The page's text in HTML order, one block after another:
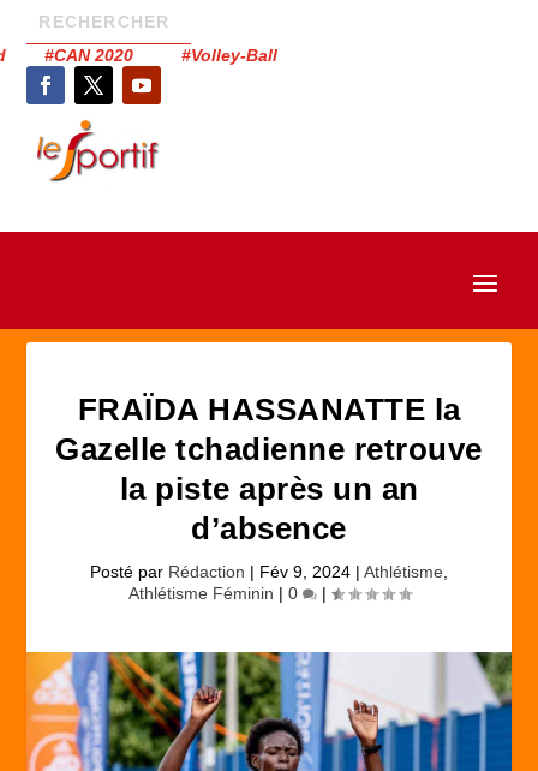
#CAN 2020 #Volley-Ball
FRAÏDA HASSANATTE la
Gazelle tchadienne retrouve
la piste après un an
d’absence
Posté par Rédaction | Fév 9, 2024 | Athlétisme
Athlétisme Féminin | 0 |